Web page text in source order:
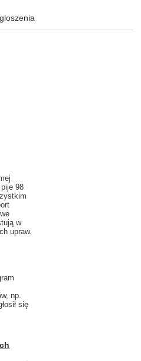
98
w
upraw.
np.
się